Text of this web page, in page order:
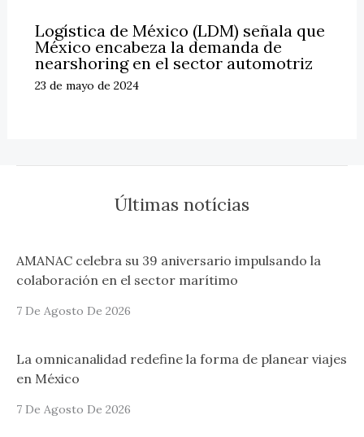
Logística de México (LDM) señala que
México encabeza la demanda de
nearshoring en el sector automotriz
23 de mayo de 2024
Últimas notícias
AMANAC celebra su 39 aniversario impulsando la
colaboración en el sector marítimo
7 De Agosto De 2026
La omnicanalidad redefine la forma de planear viajes
en México
7 De Agosto De 2026